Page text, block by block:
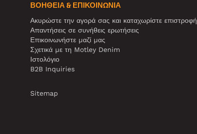
ΒΟΉΘΕΙΑ & ΕΠΙΚΟΙΝΩΝΊΑ
Ακυρώστε την αγορά σας και καταχωρίστε επιστροφή
Απαντήσεις σε συνήθεις ερωτήσεις
Επικοινωνήστε μαζί μας
Σχετικά με τη Motley Denim
Ιστολόγιο
B2B Inquiries
Sitemap